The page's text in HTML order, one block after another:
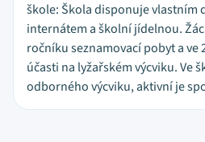
škole: Škola disponuje vlastním
internátem a školní jídelnou.
ročníku seznamovací pobyt a
účasti na lyžařském výcviku. Ve
odborného výcviku, aktivní je